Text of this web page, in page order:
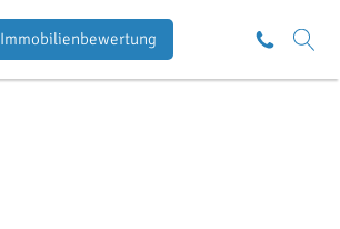
Immobilienbewertung